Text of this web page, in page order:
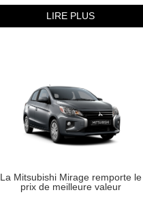
LIRE PLUS
La Mitsubishi Mirage remporte le
prix de meilleure valeur